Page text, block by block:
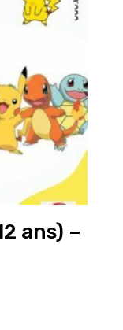
ans) –